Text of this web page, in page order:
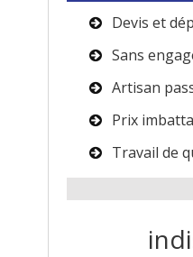
Devis et
Sans
Artisan
Prix
Travail de